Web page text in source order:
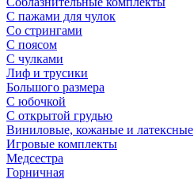
С пажами для чулок
Со стрингами
С поясом
С чулками
Лиф и трусики
Большого размера
С юбочкой
С открытой грудью
Виниловые, кожаные и латексные
Игровые комплекты
Медсестра
Горничная